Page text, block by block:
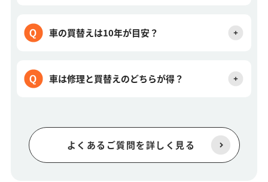
車の買替えは10年が目安？
車は修理と買替えのどちらが得？
よくあるご質問を詳しく見る